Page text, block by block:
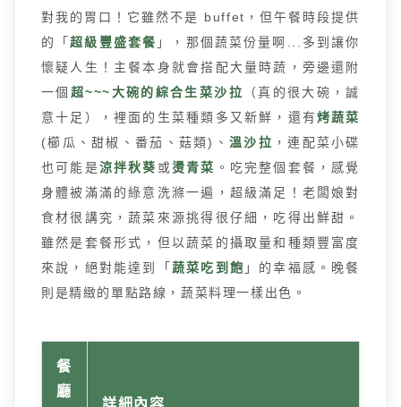
對我的胃口！它雖然不是 buffet，但午餐時段提供
的「超級豐盛套餐 」，那個蔬菜份量啊...多到讓你
懷疑人生！主餐本身就會搭配大量時蔬，旁邊還附
一個 超~~~大碗的綜合生菜沙拉
（真的很大碗，誠
意十足），裡面的生菜種類多又新鮮，還有烤蔬菜
(櫛瓜、甜椒、番茄、菇類)、溫沙拉 ，連配菜小碟
也可能是涼拌秋葵或 燙青菜 。吃完整個套餐，感覺
身體被滿滿的綠意洗滌一遍，超級滿足！老闆娘對
食材很講究，蔬菜來源挑得很仔細，吃得出鮮甜。
雖然是套餐形式，但以蔬菜的攝取量和種類豐富度
來說，絕對能達到「 蔬菜吃到飽 」的幸福感。晚餐
則是精緻的單點路線，蔬菜料理一樣出色。
餐
廳
詳細內容